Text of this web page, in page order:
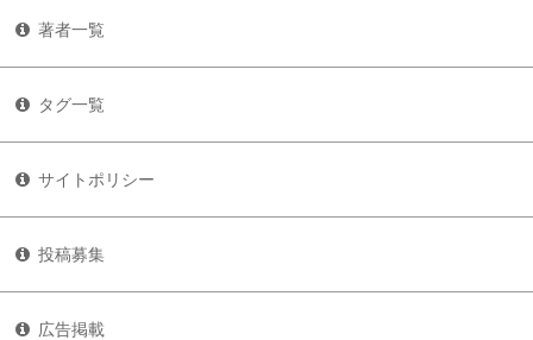
著者一覧
タグ一覧
サイトポリシー
投稿募集
広告掲載